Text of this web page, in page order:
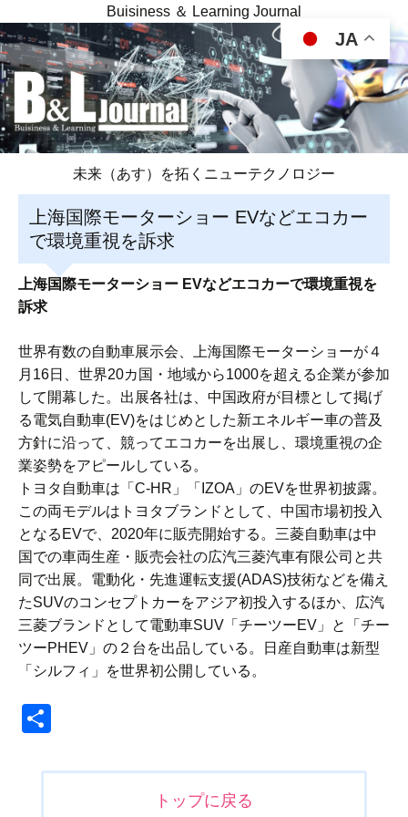
Buisiness ＆ Learning Journal
未来（あす）を拓くニューテクノロジー
上海国際モーターショー EVなどエコカー
で環境重視を訴求
上海国際モーターショー EVなどエコカーで環境重視を
訴求
世界有数の自動車展示会、上海国際モーターショーが４
月16日、世界20カ国・地域から1000を超える企業が参加
して開幕した。出展各社は、中国政府が目標として掲げ
る電気自動車(EV)をはじめとした新エネルギー車の普及
方針に沿って、競ってエコカーを出展し、環境重視の企
業姿勢をアピールしている。
トヨタ自動車は「C-HR」「IZOA」のEVを世界初披露。
この両モデルはトヨタブランドとして、中国市場初投入
となるEVで、2020年に販売開始する。三菱自動車は中
国での車両生産・販売会社の広汽三菱汽車有限公司と共
同で出展。電動化・先進運転支援(ADAS)技術などを備え
たSUVのコンセプトカーをアジア初投入するほか、広汽
三菱ブランドとして電動車SUV「チーツーEV」と「チー
ツーPHEV」の２台を出品している。日産自動車は新型
「シルフィ」を世界初公開している。
トップに戻る
JA